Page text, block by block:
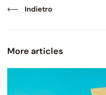
Indietro
More articles